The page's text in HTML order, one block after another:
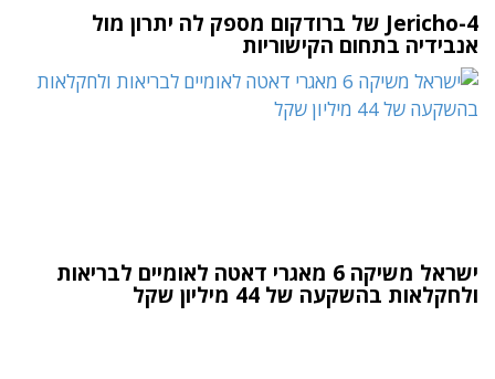
Jericho-4 של ברודקום מספק לה יתרון מול
אנבידיה בתחום הקישוריות
ישראל משיקה 6 מאגרי דאטה לאומיים לבריאות
ולחקלאות בהשקעה של 44 מיליון שקל